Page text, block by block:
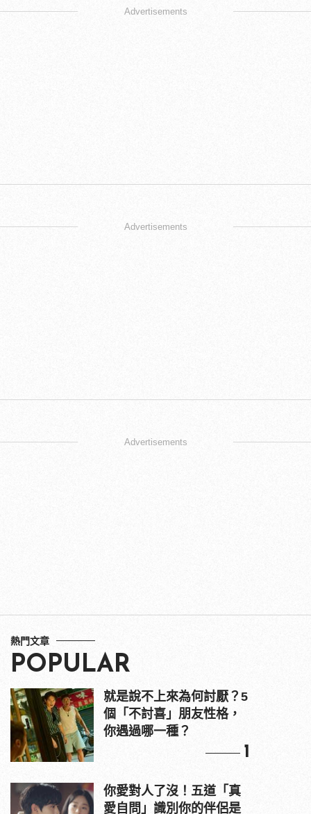
Advertisements
Advertisements
Advertisements
熱門文章
POPULAR
就是說不上來為何討厭？5
個「不討喜」朋友性格，
你遇過哪一種？
1
你愛對人了沒！五道「真
愛自問」識別你的伴侶是